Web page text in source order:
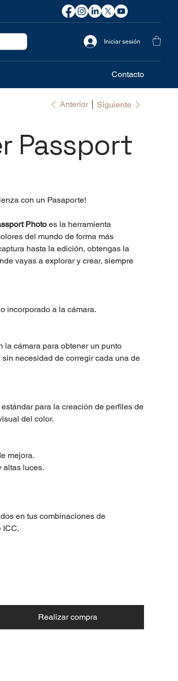
Iniciar sesión
Contacto
Anterior Siguiente
Passport
con un Pasaporte!
Photo es la herramienta
del mundo de forma más
hasta la edición, obtengas la
vayas a explorar y crear, siempre
incorporado a la cámara.
cámara para obtener un punto
necesidad de corregir cada una de
para la creación de perfiles de
del color.
mejora.
altas luces.
en tus combinaciones de
ICC.
Realizar compra